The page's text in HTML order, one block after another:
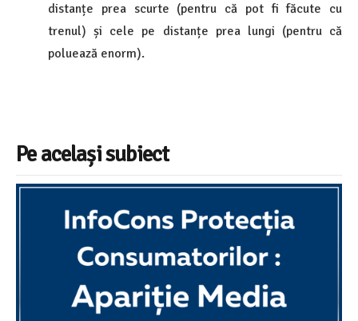
distanțe prea scurte (pentru că pot fi făcute cu
trenul) și cele pe distanțe prea lungi (pentru că
poluează enorm).
Pe același subiect